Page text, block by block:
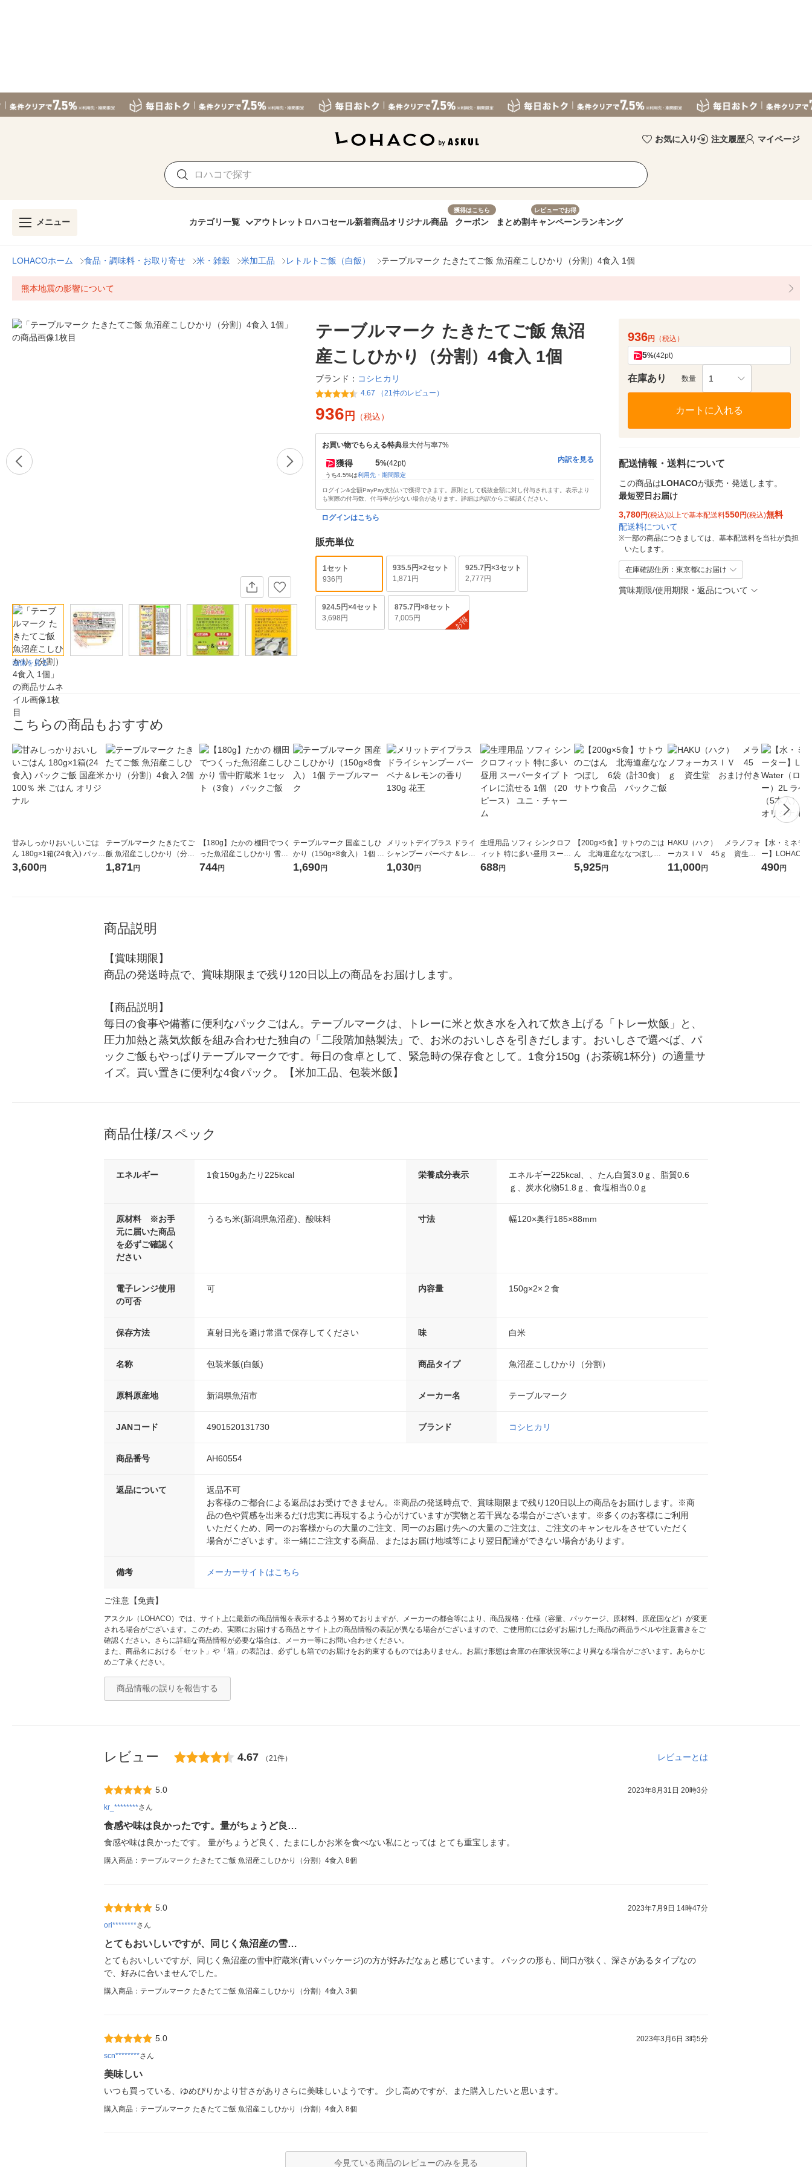
お気に入り 注文履歴 マイページ
メニュー カテゴリ一覧 アウトレット ロハコセール新着商品オリジナル商品
獲得はこちら
クーポン まとめ割
レビューでお得
キャンペーンランキング
LOHACOホーム 食品・調味料・お取り寄せ 米・雑穀 米加工品 レトルトご飯（白飯） テーブルマーク たきたてご飯 魚沼産こしひかり（分割）4食入 1個
熊本地震の影響について
画像を見る
テーブルマーク たきたてご飯 魚沼
産こしひかり（分割）4食入 1個
ブランド： コシヒカリ
4.67 （21件のレビュー）
936 円 （税込）
お買い物でもらえる特典最大付与率7%
獲得 5%(42pt)
うち4.5%は利用先・期間限定
内訳を見る
ログイン&全額PayPay支払いで獲得できます。原則として税抜金額に対し付与されます。表示より
も実際の付与数、付与率が少ない場合があります。詳細は内訳からご確認ください。
ログインはこちら
販売単位
1セット
936円
935.5円×2セット
1,871円
925.7円×3セット
2,777円
924.5円×4セット
3,698円
875.7円×8セット
7,005円
お得
936円 （税込）
5%(42pt)
在庫あり 数量 1
カートに入れる
配送情報・送料について
この商品はLOHACOが販売・発送します。
最短翌日お届け
3,780円(税込)以上で基本配送料550円(税込)無料
配送料について
※一部の商品につきましては、基本配送料を当社が負担
いたします。
在庫確認住所：東京都にお届け
賞味期限/使用期限・返品について
こちらの商品もおすすめ
甘みしっかりおいしいごは
ん 180g×1箱(24食入) パック
ご飯 国産米100％ 米 ごはん
3,600円
テーブルマーク たきたてご
飯 魚沼産こしひかり（分
割）4食入 2個
1,871円
【180g】たかの 棚田でつく
った魚沼産こしひかり 雪中
貯蔵米 1セット（3食） パッ
744円
テーブルマーク 国産こしひ
かり（150g×8食入） 1個 テ
ーブルマーク
1,690円
メリットデイプラス ドライ
シャンプー バーベナ＆レモ
ンの香り 130g 花王
1,030円
生理用品 ソフィ シンクロフ
ィット 特に多い昼用 スーパ
ータイプ トイレに流せる 1
688円
【200g×5食】サトウのごは
ん 北海道産ななつぼし 6
袋（計30食）サトウ食品
5,925円
HAKU（ハク） メラノフォ
ーカスＩＶ 45ｇ 資生
堂 おまけ付き
11,000円
【水・ミネラ
ー】LOHACO
コウォーター
490円
商品説明
【賞味期限】
商品の発送時点で、賞味期限まで残り120日以上の商品をお届けします。
【商品説明】
毎日の食事や備蓄に便利なパックごはん。テーブルマークは、トレーに米と炊き水を入れて炊き上げる「トレー炊飯」と、
圧力加熱と蒸気炊飯を組み合わせた独自の「二段階加熱製法」で、お米のおいしさを引きだします。おいしさで選べば、パ
ックご飯もやっぱりテーブルマークです。毎日の食卓として、緊急時の保存食として。1食分150g（お茶碗1杯分）の適量サ
イズ。買い置きに便利な4食パック。【米加工品、包装米飯】
商品仕様/スペック
エネルギー 1食150gあたり225kcal 栄養成分表示
エネルギー225kcal、、たん白質3.0ｇ、脂質0.6
ｇ、炭水化物51.8ｇ、食塩相当0.0ｇ
原材料 ※お手
元に届いた商品
を必ずご確認く
ださい
うるち米(新潟県魚沼産)、酸味料 寸法 幅120×奥行185×88mm
電子レンジ使用
の可否
可 内容量 150g×2×２食
保存方法 直射日光を避け常温で保存してください 味 白米
名称 包装米飯(白飯) 商品タイプ 魚沼産こしひかり（分割）
原料原産地 新潟県魚沼市 メーカー名 テーブルマーク
JANコード 4901520131730 ブランド コシヒカリ
商品番号 AH60554
返品について
返品不可
お客様のご都合による返品はお受けできません。※商品の発送時点で、賞味期限まで残り120日以上の商品をお届けします。※商
品の色や質感を出来るだけ忠実に再現するよう心がけていますが実物と若干異なる場合がございます。※多くのお客様にご利用
いただくため、同一のお客様からの大量のご注文、同一のお届け先への大量のご注文は、ご注文のキャンセルをさせていただく
場合がございます。※一緒にご注文する商品、またはお届け地域等により翌日配達ができない場合があります。
備考 メーカーサイトはこちら
ご注意【免責】
アスクル（LOHACO）では、サイト上に最新の商品情報を表示するよう努めておりますが、メーカーの都合等により、商品規格・仕様（容量、パッケージ、原材料、原産国など）が変更
される場合がございます。このため、実際にお届けする商品とサイト上の商品情報の表記が異なる場合がございますので、ご使用前には必ずお届けした商品の商品ラベルや注意書きをご
確認ください。さらに詳細な商品情報が必要な場合は、メーカー等にお問い合わせください。
また、商品名における「セット」や「箱」の表記は、必ずしも箱でのお届けをお約束するものではありません。お届け形態は倉庫の在庫状況等により異なる場合がございます。あらかじ
めご了承ください。
商品情報の誤りを報告する
レビュー 4.67 （21件） レビューとは
5.0
2023年8月31日 20時3分
kr_********さん
食感や味は良かったです。量がちょうど良…
食感や味は良かったです。 量がちょうど良く、たまにしかお米を食べない私にとっては とても重宝します。
購入商品：テーブルマーク たきたてご飯 魚沼産こしひかり（分割）4食入 8個
5.0
2023年7月9日 14時47分
ori********さん
とてもおいしいですが、同じく魚沼産の雪…
とてもおいしいですが、同じく魚沼産の雪中貯蔵米(青いパッケージ)の方が好みだなぁと感じています。 パックの形も、間口が狭く、深さがあるタイプなの
で、好みに合いませんでした。
購入商品：テーブルマーク たきたてご飯 魚沼産こしひかり（分割）4食入 3個
5.0
2023年3月6日 3時5分
scn********さん
美味しい
いつも買っている、ゆめぴりかより甘さがありさらに美味しいようです。 少し高めですが、また購入したいと思います。
購入商品：テーブルマーク たきたてご飯 魚沼産こしひかり（分割）4食入 8個
今見ている商品のレビューのみを見る